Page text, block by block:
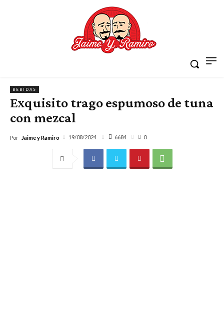
BEBIDAS
Exquisito trago espumoso de tuna
con mezcal
Por Jaime y Ramiro 19/08/2024 6684 0